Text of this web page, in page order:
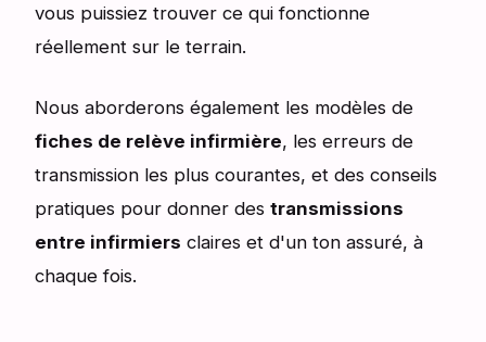
vous puissiez trouver ce qui fonctionne
réellement sur le terrain.
Nous aborderons également les modèles de
fiches de relève infirmière, les erreurs de
transmission les plus courantes, et des conseils
pratiques pour donner des transmissions
entre infirmiers claires et d'un ton assuré, à
chaque fois.